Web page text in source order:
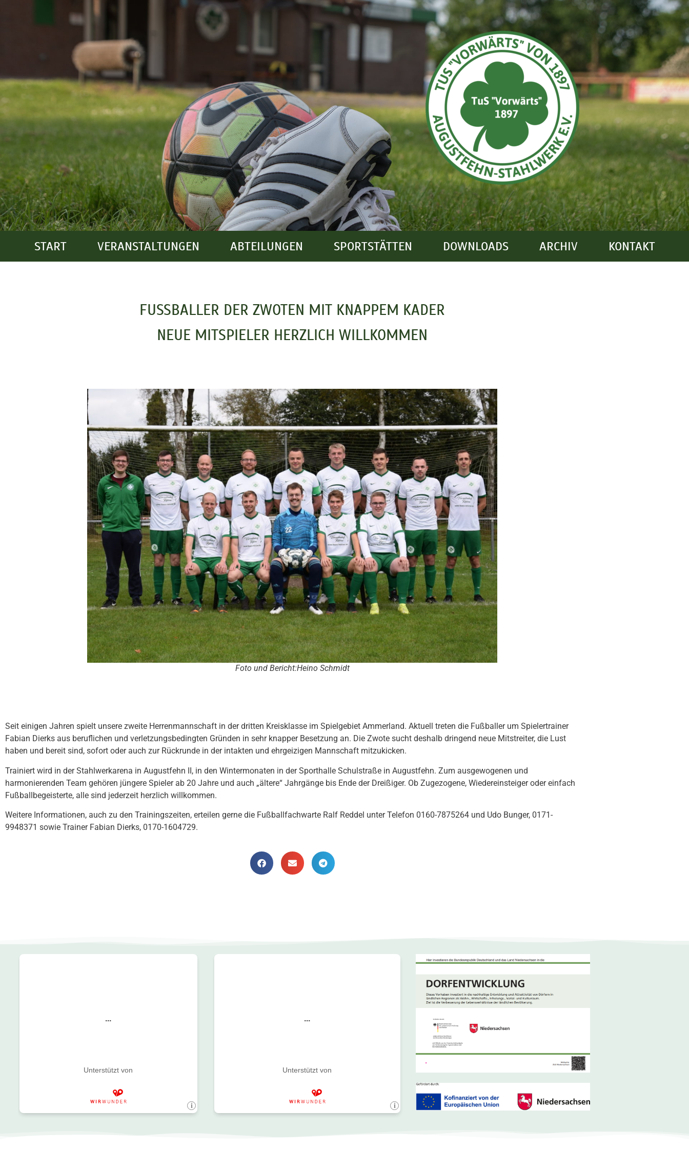
START VERANSTALTUNGEN ABTEILUNGEN SPORTSTÄTTEN DOWNLOADS ARCHIV KONTAKT
FUSSBALLER DER ZWOTEN MIT KNAPPEM KADER
NEUE MITSPIELER HERZLICH WILLKOMMEN
Foto und Bericht:Heino Schmidt
Seit einigen Jahren spielt unsere zweite Herrenmannschaft in der dritten Kreisklasse im Spielgebiet Ammerland. Aktuell treten die Fußballer um Spielertrainer
Fabian Dierks aus beruflichen und verletzungsbedingten Gründen in sehr knapper Besetzung an. Die Zwote sucht deshalb dringend neue Mitstreiter, die Lust
haben und bereit sind, sofort oder auch zur Rückrunde in der intakten und ehrgeizigen Mannschaft mitzukicken.
Trainiert wird in der Stahlwerkarena in Augustfehn II, in den Wintermonaten in der Sporthalle Schulstraße in Augustfehn. Zum ausgewogenen und
harmonierenden Team gehören jüngere Spieler ab 20 Jahre und auch „ältere“ Jahrgänge bis Ende der Dreißiger. Ob Zugezogene, Wiedereinsteiger oder einfach
Fußballbegeisterte, alle sind jederzeit herzlich willkommen.
Weitere Informationen, auch zu den Trainingszeiten, erteilen gerne die Fußballfachwarte Ralf Reddel unter Telefon 0160-7875264 und Udo Bunger, 0171-
9948371 sowie Trainer Fabian Dierks, 0170-1604729.